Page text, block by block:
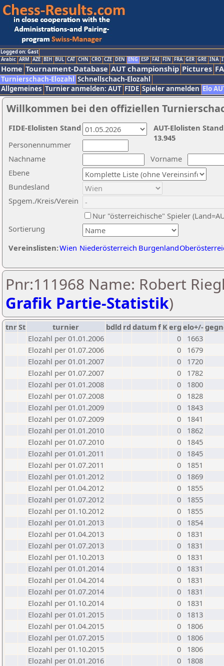
Logged on: Gast
Arabic ARM AZE BIH BUL CAT CHN CRO CZE DEN ENG ESP FAI FIN FRA GER GRE INA
Home Tournament-Database AUT championship Pictures
Turnierschach-Elozahl Schnellschach-Elozahl
Allgemeines Turnier anmelden: AUT FIDE Spieler anmelden Elo
Willkommen bei den offiziellen
Nachname
Vorname
Ebene
Sortierung
Personennummer
Bundesland
Spgem./Kreis/Verein
Nur "österreichische" Spieler
Vereinslisten:Wien Niederösterreich Burgenland
AUT-Elolisten
13.945
FIDE-Elolisten Stand
Pnr:111968 Name: Robert
Grafik Partie-Statistik)
tnrSt turnier bdld rd datumf Kerg elo+/-
Elozahl per 01.01.2006
0
1663
Elozahl per 01.07.2006
0
1679
Elozahl per 01.01.2007
0
1720
Elozahl per 01.07.2007
0
1782
Elozahl per 01.01.2008
0
1800
Elozahl per 01.07.2008
0
1828
Elozahl per 01.01.2009
0
1843
Elozahl per 01.07.2009
0
1841
Elozahl per 01.01.2010
0
1862
Elozahl per 01.07.2010
0
1845
Elozahl per 01.01.2011
0
1845
Elozahl per 01.07.2011
0
1851
Elozahl per 01.01.2012
0
1869
Elozahl per 01.04.2012
0
1855
Elozahl per 01.07.2012
0
1855
Elozahl per 01.10.2012
0
1855
Elozahl per 01.01.2013
0
1854
Elozahl per 01.04.2013
0
1831
Elozahl per 01.07.2013
0
1831
Elozahl per 01.10.2013
0
1831
Elozahl per 01.01.2014
0
1831
Elozahl per 01.04.2014
0
1831
Elozahl per 01.07.2014
0
1831
Elozahl per 01.10.2014
0
1831
Elozahl per 01.01.2015
0
1813
Elozahl per 01.04.2015
0
1806
Elozahl per 01.07.2015
0
1806
Elozahl per 01.10.2015
0
1806
Elozahl per 01.01.2016
0
1808